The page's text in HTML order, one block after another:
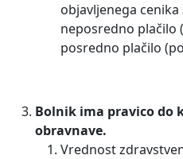
objavljenega
neposredno plačilo
posredno plačilo
Bolnik ima pravico do
obravnave.
Vrednost